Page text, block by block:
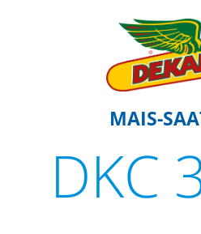
MAIS-
DKC